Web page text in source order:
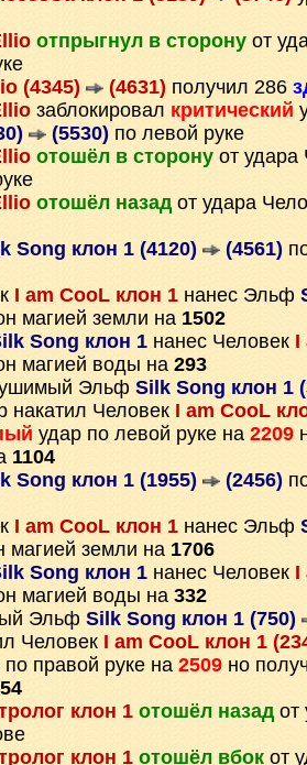
отпрыгнул в сторону от
(4345) (4631) получил 286
заблокировал критический
(5530) по левой руке
отошёл в сторону от
отошёл назадот удара
Song клон 1 (4120) (4561)
I am CooL клон 1 нанес Эльф
магией земли на 1502
Song клон 1 нанес Человек I
магией воды на 293
Эльф Silk Song клон 1
накатил Человек I am CooL
удар по левой руке на 2209
1104
Song клон 1 (1955) (2456)
I am CooL клон 1 нанес Эльф
магией земли на 1706
Song клон 1 нанес Человек I
магией воды на 332
Эльф Silk Song клон 1 (750)
Человек I am CooL клон 1
по правой руке на 2509 но
клон 1 отошёл назадот
клон 1 отошёл вбок от